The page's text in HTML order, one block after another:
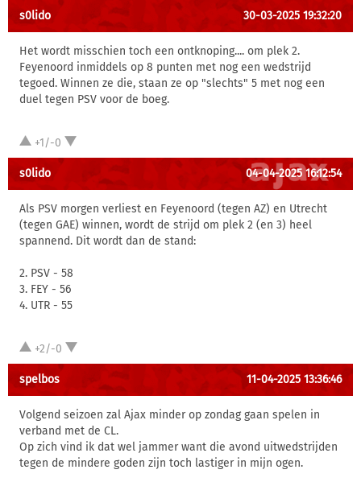
s0lido 30-03-2025 19:32:20
Het wordt misschien toch een ontknoping.... om plek 2.
Feyenoord inmiddels op 8 punten met nog een wedstrijd
tegoed. Winnen ze die, staan ze op "slechts" 5 met nog een
duel tegen PSV voor de boeg.
+1/-0
s0lido 04-04-2025 16:12:54
Als PSV morgen verliest en Feyenoord (tegen AZ) en Utrecht
(tegen GAE) winnen, wordt de strijd om plek 2 (en 3) heel
spannend. Dit wordt dan de stand:
2. PSV - 58
3. FEY - 56
4. UTR - 55
+2/-0
spelbos 11-04-2025 13:36:46
Volgend seizoen zal Ajax minder op zondag gaan spelen in
verband met de CL.
Op zich vind ik dat wel jammer want die avond uitwedstrijden
tegen de mindere goden zijn toch lastiger in mijn ogen.